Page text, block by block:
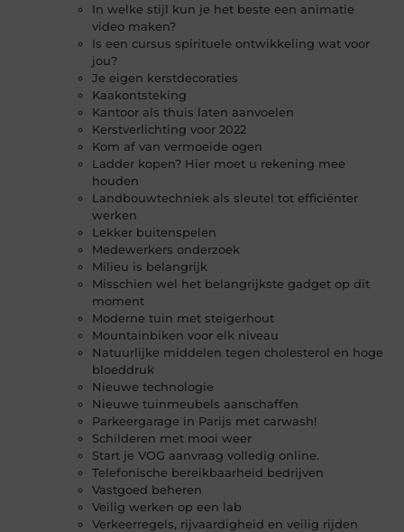
In welke stijl kun je het beste een animatie
video maken?
Is een cursus spirituele ontwikkeling wat voor
jou?
Je eigen kerstdecoraties
Kaakontsteking
Kantoor als thuis laten aanvoelen
Kerstverlichting voor 2022
Kom af van vermoeide ogen
Ladder kopen? Hier moet u rekening mee
houden
Landbouwtechniek als sleutel tot efficiënter
werken
Lekker buitenspelen
Medewerkers onderzoek
Milieu is belangrijk
Misschien wel het belangrijkste gadget op dit
moment
Moderne tuin met steigerhout
Mountainbiken voor elk niveau
Natuurlijke middelen tegen cholesterol en hoge
bloeddruk
Nieuwe technologie
Nieuwe tuinmeubels aanschaffen
Parkeergarage in Parijs met carwash!
Schilderen met mooi weer
Start je VOG aanvraag volledig online.
Telefonische bereikbaarheid bedrijven
Vastgoed beheren
Veilig werken op een lab
Verkeerregels, rijvaardigheid en veilig rijden